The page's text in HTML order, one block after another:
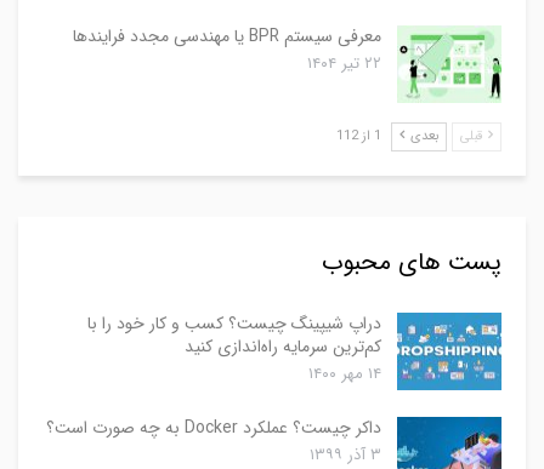
معرفی سیستم BPR یا مهندسی مجدد فرایندها
۲۲ تیر ۱۴۰۴
قبلی بعدی 1 از 112
پست های محبوب
دراپ شیپینگ چیست؟ کسب و کار خود را با
کم‌ترین سرمایه راه‌اندازی کنید
۱۴ مهر ۱۴۰۰
داکر چیست؟ عملکرد Docker به چه صورت است؟
۳ آذر ۱۳۹۹